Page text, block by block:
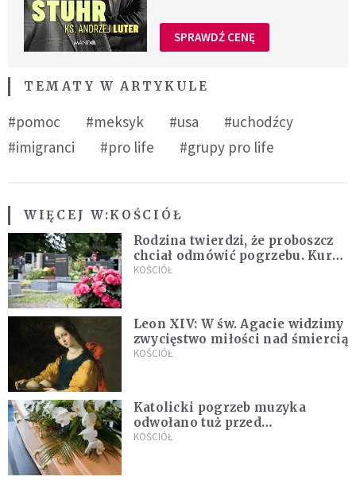
SPRAWDŹ CENĘ
TEMATY W ARTYKULE
#pomoc #meksyk #usa
#uchodźcy
#imigranci
#pro life #grupy pro life
WIĘCEJ W:KOŚCIÓŁ
Rodzina twierdzi, że proboszcz
chciał odmówić pogrzebu. Kuria
zapowiada wyjaśnienia
KOŚCIÓŁ
Leon XIV: W św. Agacie widzimy
zwycięstwo miłości nad śmiercią
KOŚCIÓŁ
Katolicki pogrzeb muzyka
odwołano tuż przed
uroczystością. Powodem była
KOŚCIÓŁ